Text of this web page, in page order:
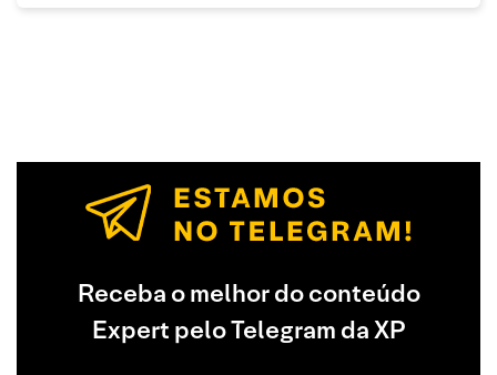
Receba o melhor do conteúdo
Expert pelo Telegram da XP